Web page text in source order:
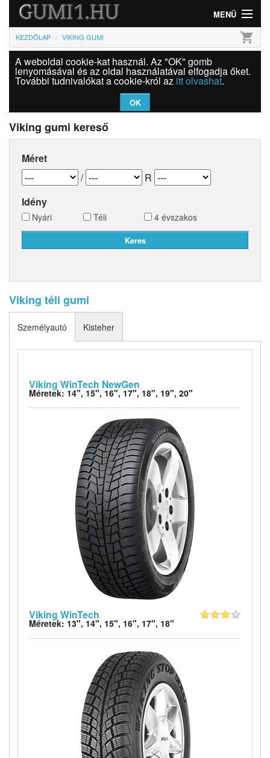
MENÜ
Gumi
Felni
Szolgáltatások
Bejelentkezés
KEZDŐLAP VIKING GUMI shopping_cart
A weboldal cookie-kat használ. Az "OK" gomb
lenyomásával és az oldal használatával elfogadja őket.
További tudnivalókat a cookie-król az itt olvashat.
OK
Viking gumi kereső
Méret
/
R
Idény
Nyári Téli 4 évszakos
Viking téli gumi
Személyautó
Viking WinTech NewGen
Méretek: 14", 15", 16", 17", 18", 19", 20"
Viking WinTech
Méretek: 13", 14", 15", 16", 17", 18"
Kisteher